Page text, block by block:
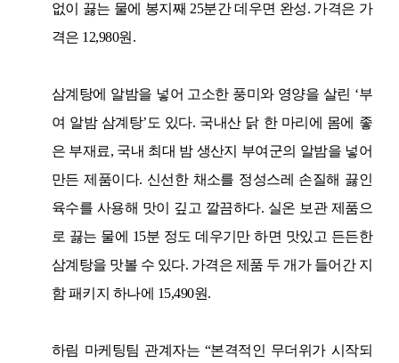
없이 끓는 물에 봉지째 25분간 데우면 완성. 가격은 가
격은 12,980원 .
삼계탕에 알밤을 넣어 고소한 풍미와 영양을 살린 ‘부
여 알밤 삼계탕’도 있다. 국내산 닭 한 마리에 몸에 좋
은 부재료, 국내 최대 밤 생산지 부여군의 알밤을 넣어
만든 제품이다. 신선한 채소를 정성스레 손질해 끓인
육수를 사용해 맛이 깊고 깔끔하다. 실온 보관 제품으
로 끓는 물에 15분 정도 데우기만 하면 맛있고 든든한
삼계탕을 맛볼 수 있다. 가격은 제품 두 개가 들어간 지
함 패키지 하나에 15,490원.
하림 마케팅팀 관계자는 “본격적인 무더위가 시작되